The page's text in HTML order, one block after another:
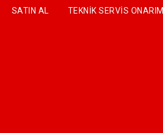
SATIN AL TEKNIK SERVIS ONARIM